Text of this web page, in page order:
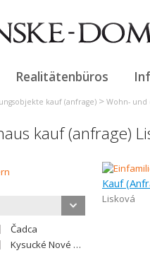
Realitätenbüros
kauf (anfrage) > Wohn- und
kauf (anfrage)
Čadca
Kysucké Nové Mesto
Kauf
Lisková